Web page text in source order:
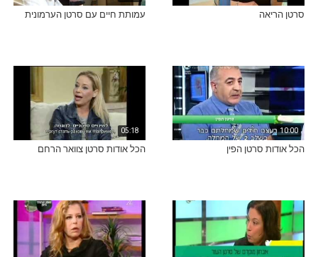
סרטן הריאה עמותת חיים עם סרטן הערמונית
10:00
הכל אודות סרטן הפין
05:18
הכל אודות סרטן צוואר הרחם